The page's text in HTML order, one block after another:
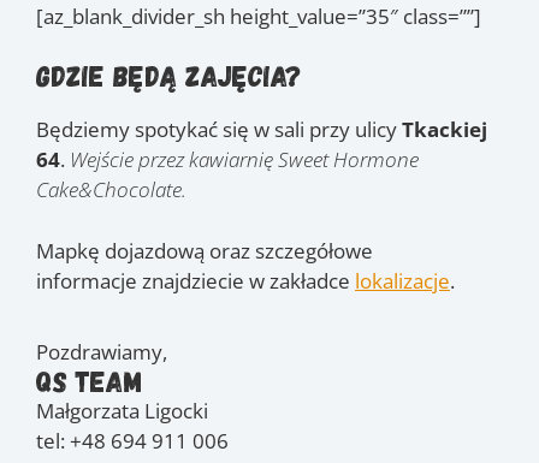
[az_blank_divider_sh height_value=”35″ class=””]
Gdzie będą zajęcia?
Będziemy spotykać się w sali przy ulicyTkackiej
64. Wejście przez kawiarnię Sweet Hormone
Cake&Chocolate.
Mapkę dojazdową oraz szczegółowe
informacje znajdziecie w zakładce lokalizacje.
Pozdrawiamy,
QS Team
Małgorzata Ligocki
tel: +48 694 911 006